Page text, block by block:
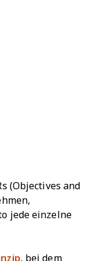
(Objectives and
jede einzelne
, bei dem